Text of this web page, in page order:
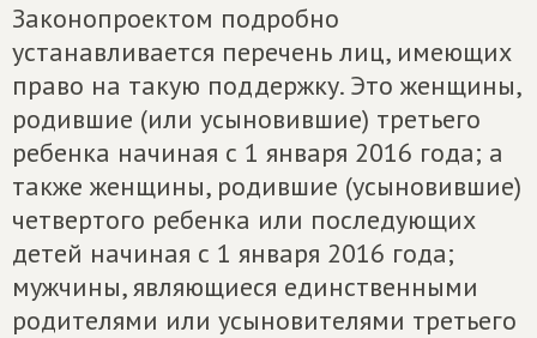
Законопроектом подробно
устанавливается перечень лиц, имеющих
право на такую поддержку. Это женщины,
родившие (или усыновившие) третьего
ребенка начиная с 1 января 2016 года; а
также женщины, родившие (усыновившие)
четвертого ребенка или последующих
детей начиная с 1 января 2016 года;
мужчины, являющиеся единственными
родителями или усыновителями третьего